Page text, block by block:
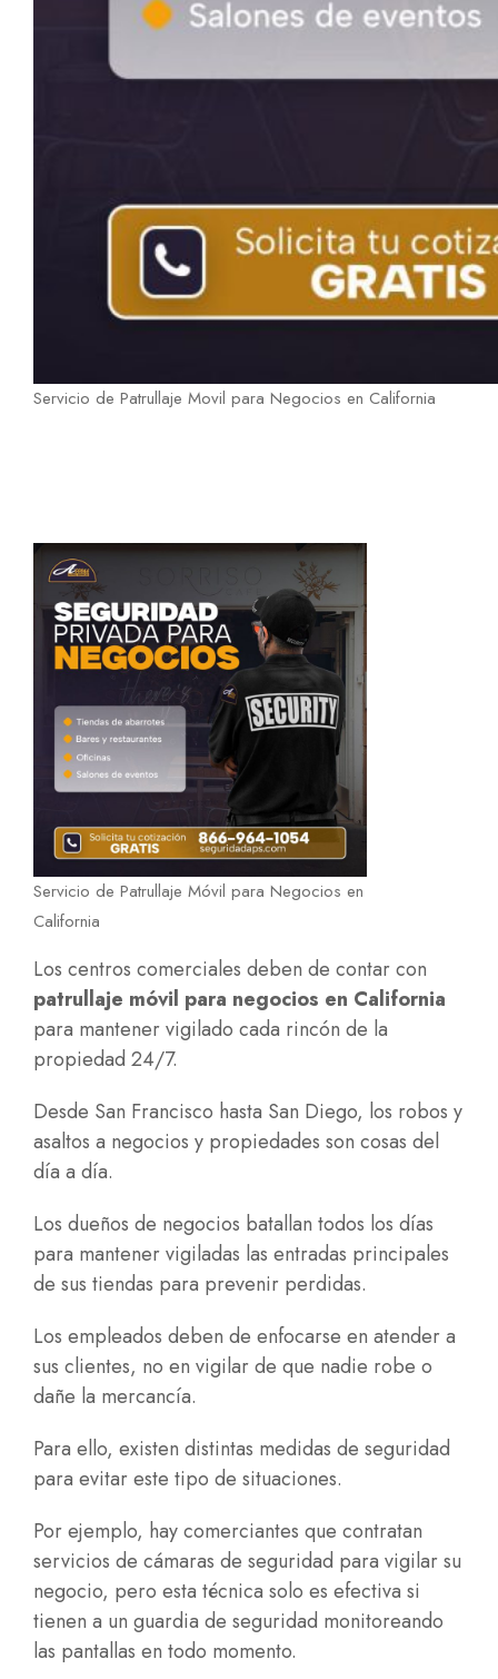
Servicio de Patrullaje Movil para Negocios en California
Servicio de Patrullaje Móvil para Negocios en
California
Los centros comerciales deben de contar con
patrullaje móvil para negocios en California
para mantener vigilado cada rincón de la
propiedad 24/7.
Desde San Francisco hasta San Diego, los robos y
asaltos a negocios y propiedades son cosas del
día a día.
Los dueños de negocios batallan todos los días
para mantener vigiladas las entradas principales
de sus tiendas para prevenir perdidas.
Los empleados deben de enfocarse en atender a
sus clientes, no en vigilar de que nadie robe o
dañe la mercancía.
Para ello, existen distintas medidas de seguridad
para evitar este tipo de situaciones.
Por ejemplo, hay comerciantes que contratan
servicios de cámaras de seguridad para vigilar su
negocio, pero esta técnica solo es efectiva si
tienen a un guardia de seguridad monitoreando
las pantallas en todo momento.